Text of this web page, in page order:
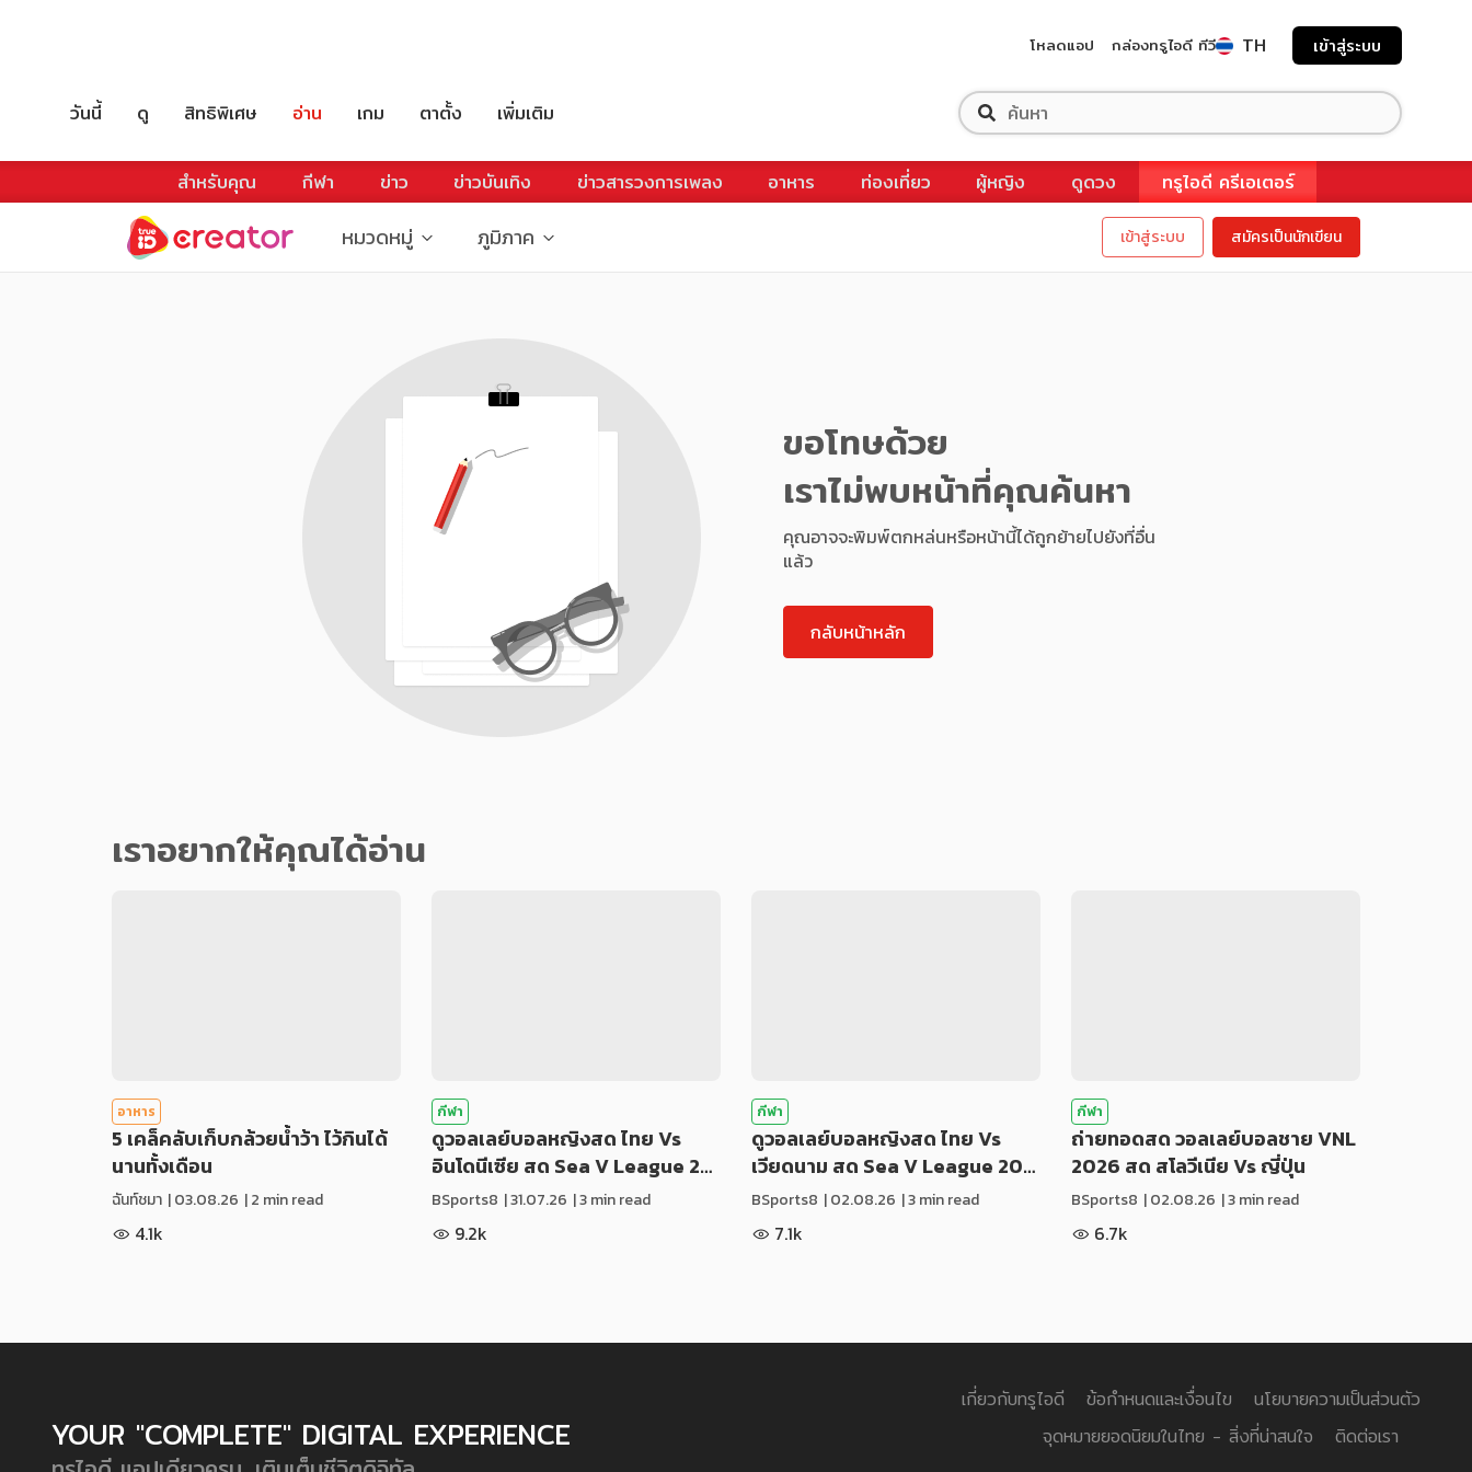
โหลดแอป กล่องทรูไอดี ทีวี TH เข้าสู่ระบบ
วันนี้ ดู สิทธิพิเศษ อ่าน เกม ตาตั้ง เพิ่มเติม
สำหรับคุณ กีฬา ข่าว ข่าวบันเทิง ข่าวสารวงการเพลง อาหาร ท่องเที่ยว ผู้หญิง ดูดวง ทรูไอดี ครีเอเตอร์
หมวดหมู่ ภูมิภาค เข้าสู่ระบบ สมัครเป็นนักเขียน
ขอโทษด้วย
เราไม่พบหน้าที่คุณค้นหา
คุณอาจจะพิมพ์ตกหล่นหรือหน้านี้ได้ถูกย้ายไปยังที่อื่น
แล้ว
กลับหน้าหลัก
เราอยากให้คุณได้อ่าน
อาหาร
5 เคล็คลับเก็บกล้วยน้ำว้า ไว้กินได้
นานทั้งเดือน
ฉันท์ชมา |03.08.26 | 2 min read
4.1k
กีฬา
ดูวอลเลย์บอลหญิงสด ไทย Vs
อินโดนีเซีย สด Sea V League 2…
BSports8 |31.07.26 | 3 min read
9.2k
กีฬา
ดูวอลเลย์บอลหญิงสด ไทย Vs
เวียดนาม สด Sea V League 20…
BSports8 |02.08.26 | 3 min read
7.1k
กีฬา
ถ่ายทอดสด วอลเลย์บอลชาย VNL
2026 สด สโลวีเนีย Vs ญี่ปุ่น
BSports8 |02.08.26 | 3 min read
6.7k
YOUR "COMPLETE" DIGITAL EXPERIENCE
เกี่ยวกับทรูไอดี ข้อกำหนดและเงื่อนไข
นโยบายความเป็นส่วนตัว
จุดหมายยอดนิยมในไทย - สิ่งที่น่าสนใจ
ติดต่อเรา